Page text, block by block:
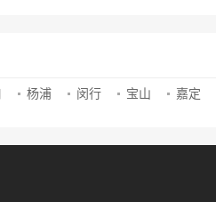
杨浦 闵行 宝山 嘉定